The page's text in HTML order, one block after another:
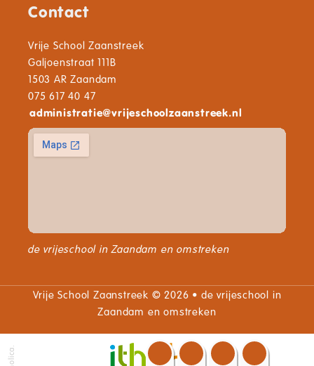
Contact
Vrije School Zaanstreek
Galjoenstraat 111B
1503 AR Zaandam
075 617 40 47
administratie@vrijeschoolzaanstreek.nl
de vrijeschool in Zaandam en omstreken
Vrije School Zaanstreek © 2026 • de vrijeschool in
Zaandam en omstreken